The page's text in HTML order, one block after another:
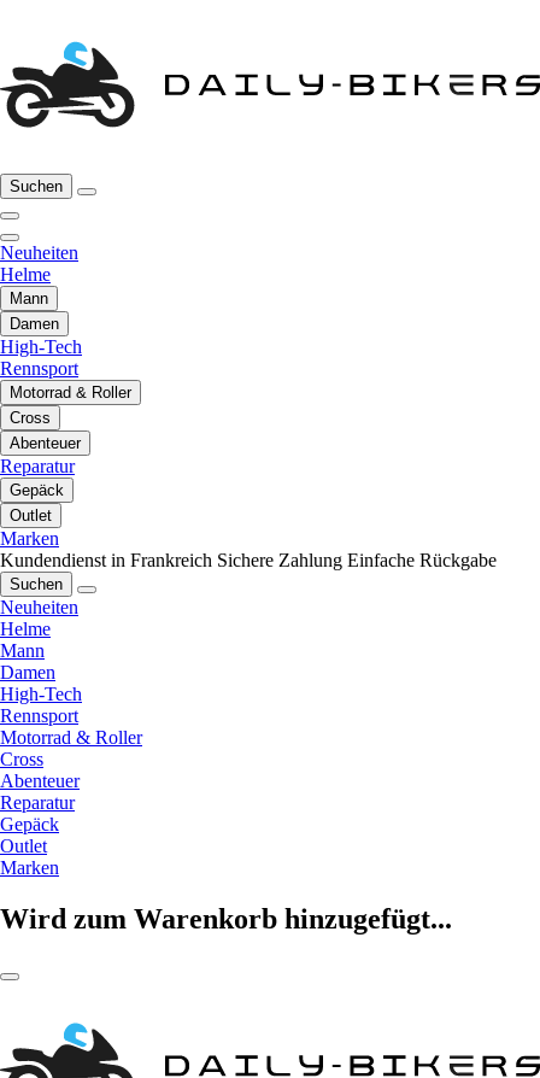
Suchen
Neuheiten
Helme
Mann
Damen
High-Tech
Rennsport
Motorrad & Roller
Cross
Abenteuer
Reparatur
Gepäck
Outlet
Marken
Kundendienst in Frankreich Sichere Zahlung Einfache Rückgabe
Suchen
Neuheiten
Helme
Mann
Damen
High-Tech
Rennsport
Motorrad & Roller
Cross
Abenteuer
Reparatur
Gepäck
Outlet
Marken
Wird zum Warenkorb hinzugefügt...